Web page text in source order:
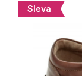
Sleva